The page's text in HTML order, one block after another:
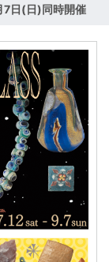
7日(日)同時開催